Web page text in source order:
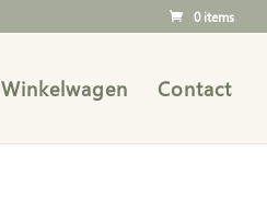
0 items
Winkelwagen Contact